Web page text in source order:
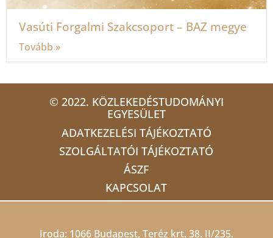
Vasúti Forgalmi Szakcsoport – BAZ megye
Tovább »
© 2022. KÖZLEKEDÉSTUDOMÁNYI
EGYESÜLET
ADATKEZELÉSI TÁJÉKOZTATÓ
SZOLGÁLTATÓI TÁJÉKOZTATÓ
ÁSZF
KAPCSOLAT
Iroda: 1066 Budapest, Teréz krt. 38. II/235.